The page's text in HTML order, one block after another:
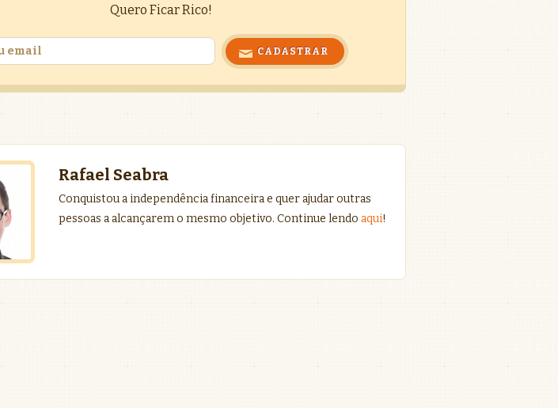
Quero Ficar Rico!
Rafael Seabra
Conquistou a independência financeira e quer ajudar outras
pessoas a alcançarem o mesmo objetivo. Continue lendo aqui!